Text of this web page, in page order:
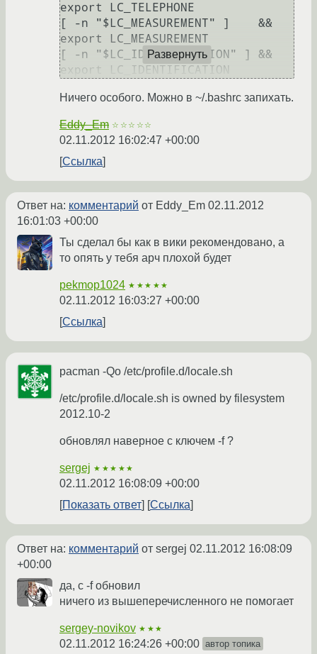
export LC_TELEPHONE
[ -n "$LC_MEASUREMENT" ]    &&
export LC_MEASUREMENT
[ -n "$LC_IDENTIFICATION" ] &&
Развернуть
Ничего особого. Можно в ~/.bashrc запихать.
Eddy_Em ☆☆☆☆☆
02.11.2012 16:02:47 +00:00
Ссылка
Ответ на: комментарий от Eddy_Em 02.11.2012
16:01:03 +00:00
Ты сделал бы как в вики рекомендовано, а
то опять у тебя арч плохой будет
pekmop1024 ★★★★★
02.11.2012 16:03:27 +00:00
Ссылка
pacman -Qo /etc/profile.d/locale.sh
/etc/profile.d/locale.sh is owned by filesystem
2012.10-2
обновлял наверное с ключем -f ?
sergej ★★★★★
02.11.2012 16:08:09 +00:00
Показать ответ
Ссылка
Ответ на: комментарий от sergej 02.11.2012 16:08:09
+00:00
да, с -f обновил
ничего из вышеперечисленного не помогает
sergey-novikov ★★★
02.11.2012 16:24:26 +00:00 автор топика